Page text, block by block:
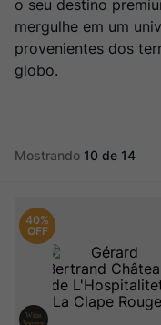
o seu destino
mergulhe em um
provenientes dos
globo.
Mostrando 10 de 14
40%
OFF
6º Pacalet
7º Bodega Garzon
Ver Sacrum